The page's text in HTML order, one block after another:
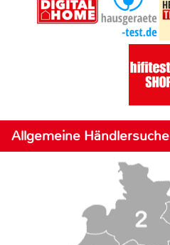
Allgemeine Händlersuche